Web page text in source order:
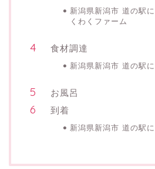
新潟県新潟市 道の駅
くわくファーム
食材調達
新潟県新潟市 道の駅
お風呂
到着
新潟県新潟市 道の駅